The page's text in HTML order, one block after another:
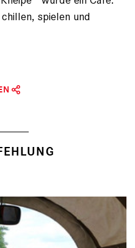
spielen und